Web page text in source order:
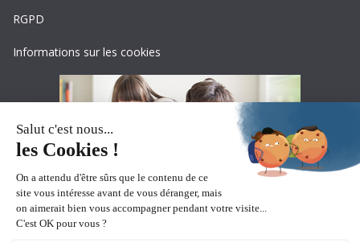
RGPD
Informations sur les cookies